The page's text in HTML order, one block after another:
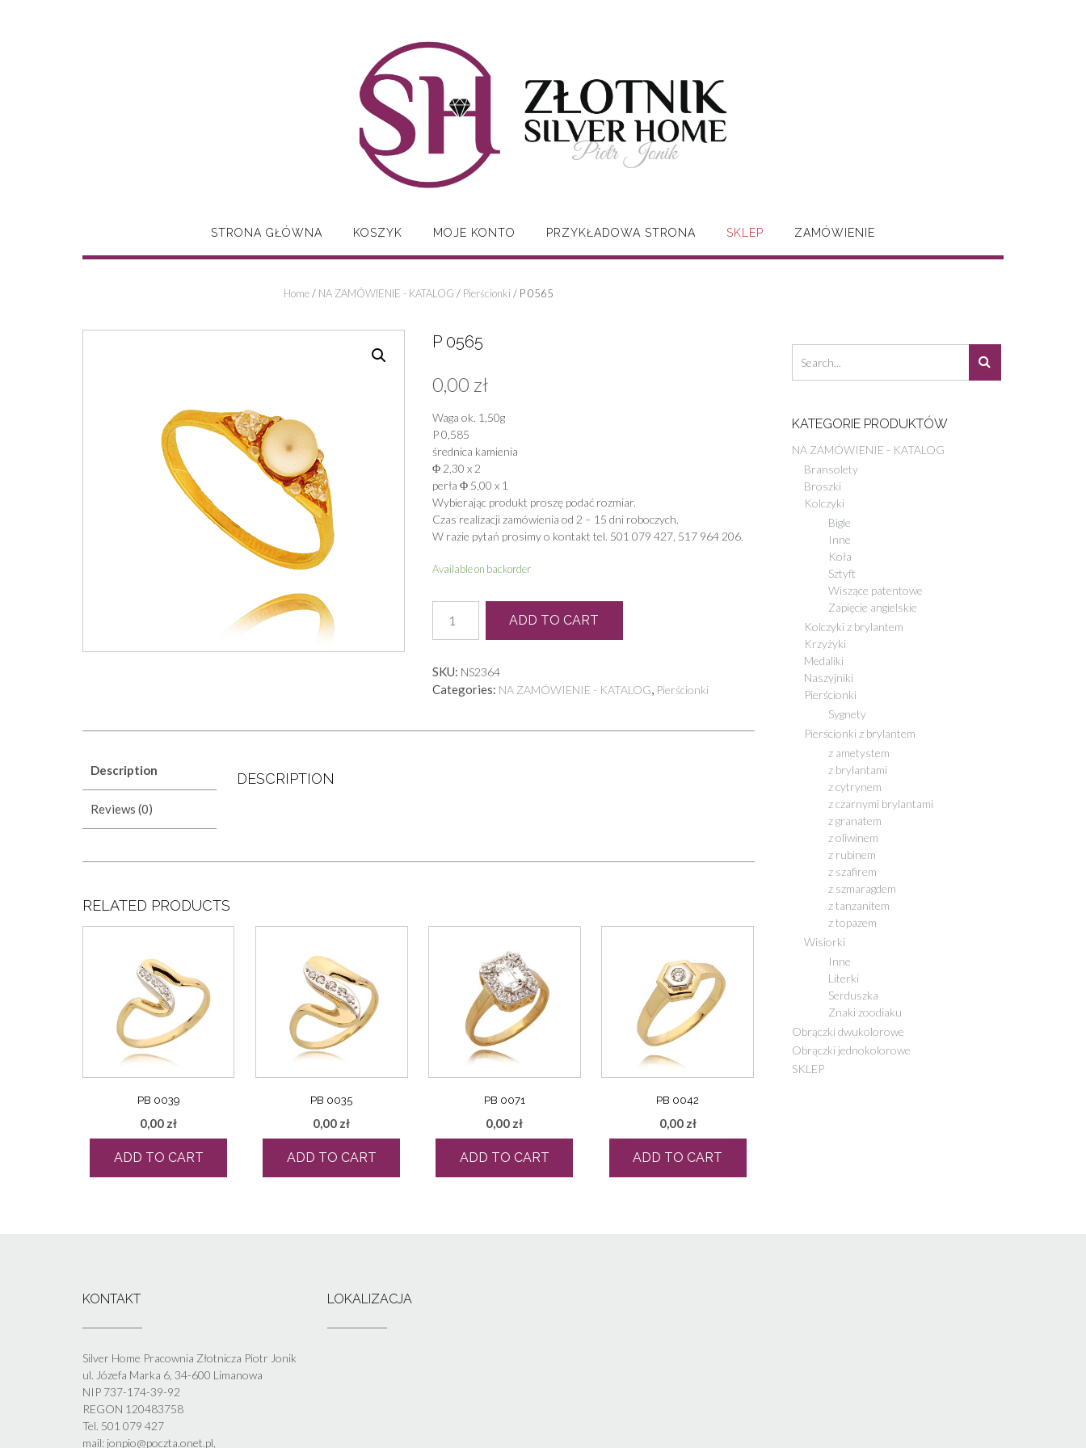
STRONA GŁÓWNA KOSZYK MOJE KONTO PRZYKŁADOWA STRONA SKLEP ZAMÓWIENIE
Home/ NA ZAMÓWIENIE - KATALOG / Pierścionki / P 0565
P 0565
0,00 zł
Waga ok. 1,50g
P 0,585
średnica kamienia
Φ 2,30 x 2
perła Φ 5,00 x 1
Wybierając produkt proszę podać rozmiar.
Czas realizacji zamówienia od 2 – 15 dni roboczych.
W razie pytań prosimy o kontakt tel. 501 079 427, 517 964 206.
Available on backorder
0565
quantity
ADD TO CART
SKU: NS2364
Categories: NA ZAMÓWIENIE - KATALOG Pierścionki
Description
Reviews (0)
DESCRIPTION
RELATED PRODUCTS
PB 0039
0,00 zł
ADD TO CART
PB 0035
0,00 zł
ADD TO CART
PB 0071
0,00 zł
ADD TO CART
PB 0042
0,00 zł
ADD TO CART
KATEGORIE PRODUKTÓW
NA ZAMÓWIENIE - KATALOG
Bransolety
Broszki
Kolczyki
Bigle
Inne
Koła
Sztyft
Wiszące patentowe
Zapięcie angielskie
Kolczyki z brylantem
Krzyżyki
Medaliki
Naszyjniki
Pierścionki
Sygnety
Pierścionki z brylantem
z ametystem
z brylantami
z cytrynem
z czarnymi brylantami
z granatem
z oliwinem
z rubinem
z szafirem
z szmaragdem
z tanzanitem
z topazem
Wisiorki
Inne
Literki
Serduszka
Znaki zoodiaku
Obrączki dwukolorowe
Obrączki jednokolorowe
SKLEP
KONTAKT
Silver Home Pracownia Złotnicza Piotr Jonik
ul. Józefa Marka 6, 34-600 Limanowa
NIP 737-174-39-92
REGON 120483758
Tel. 501 079 427
mail: jonpio@poczta.onet.pl,
LOKALIZACJA